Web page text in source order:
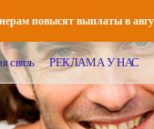
повысят выплаты в августе -
связь РЕКЛАМА У НАС